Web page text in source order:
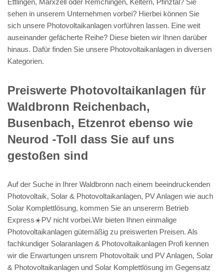
sehen in unserem Unternehmen vorbei? Hierbei können Sie
sich unsere Photovoltaikanlagen vorführen lassen. Eine weit
auseinander gefächerte Reihe? Diese bieten wir Ihnen darüber
hinaus. Dafür finden Sie unsere Photovoltaikanlagen in diversen
Kategorien.
Preiswerte Photovoltaikanlagen für
Waldbronn Reichenbach,
Busenbach, Etzenrot ebenso wie
Neurod -Toll dass Sie auf uns
gestoßen sind
Auf der Suche in Ihrer Waldbronn nach einem beeindruckenden
Photovoltaik, Solar & Photovoltaikanlagen, PV Anlagen wie auch
Solar Komplettlösung, kommen Sie an unsererm Betrieb
Express☀️PV️ nicht vorbei.Wir bieten Ihnen einmalige
Photovoltaikanlagen gütemäßig zu preiswerten Preisen. Als
fachkundiger Solaranlagen & Photovoltaikanlagen Profi kennen
wir die Erwartungen unsrem Photovoltaik und PV Anlagen, Solar
& Photovoltaikanlagen und Solar Komplettlösung im Gegensatz